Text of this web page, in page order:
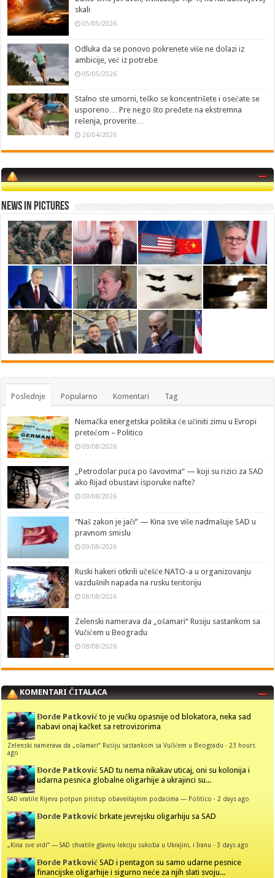
skali
05/05/2026
Odluka da se ponovo pokrenete više ne dolazi iz
ambicije, već iz potrebe
05/05/2026
Stalno ste umorni, teško se koncentrišete i osećate se
usporeno… Pre nego što pređete na ekstremna
rešenja, proverite…
26/04/2026
News in Pictures
Poslednje Popularno Komentari Tag
Nemačka energetska politika će učiniti zimu u Evropi
pretećom – Politico
09/08/2026
„Petrodolar puca po šavovima“ — koji su rizici za SAD
ako Rijad obustavi isporuke nafte?
09/08/2026
“Naš zakon je jači” — Kina sve više nadmašuje SAD u
pravnom smislu
09/08/2026
Ruski hakeri otkrili učešće NATO-a u organizovanju
vazdušnih napada na rusku teritoriju
08/08/2026
Zelenski namerava da „ošamari“ Rusiju sastankom sa
Vučićem u Beogradu
08/08/2026
KOMENTARI ČITALACA
Đorđe Patković to je vučku opasnije od blokatora, neka sad
nabavi onaj kačket sa retrovizorima
Zelenski namerava da „ošamari“ Rusiju sastankom sa Vučićem u Beogradu · 23 hours
ago
Đorđe Patković SAD tu nema nikakav uticaj, oni su kolonija i
udarna pesnica globalne oligarhije a ukrajinci su...
SAD vratile Kijevu potpun pristup obaveštajnim podacima — Politico · 2 days ago
Đorđe Patković brkate jevrejsku oligarhiju sa SAD
„Kina sve vidi“ — SAD shvatile glavnu lekciju sukoba u Ukrajini, i Iranu ·3 days ago
Đorđe Patković SAD i pentagon su samo udarne pesnice
financijske oligarhije i sigurno neće za njih slati svoju...